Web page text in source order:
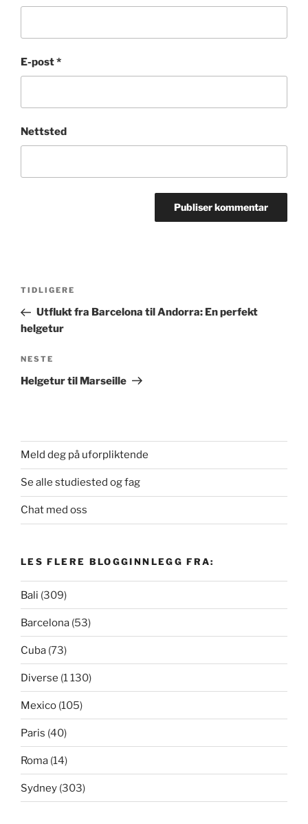
E-post*
Nettsted
Innleggsnavigasjon
Forrige
innlegg
TIDLIGERE
Utflukt fra Barcelona til Andorra: En perfekt
helgetur
Neste
innlegg
NESTE
Helgetur til Marseille
Meld deg på uforpliktende
Se alle studiested og fag
Chat med oss
LES FLERE BLOGGINNLEGG FRA:
Bali (309)
Barcelona (53)
Cuba (73)
Diverse (1 130)
Mexico (105)
Paris (40)
Roma (14)
Sydney (303)